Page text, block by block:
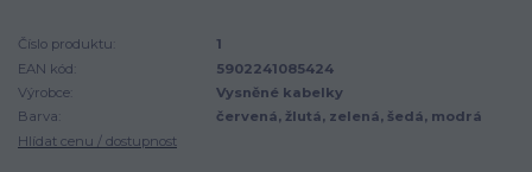
Číslo produktu:
1
EAN kód:
5902241085424
Výrobce:
Vysněné kabelky
Barva:
červená, žlutá, zelená, šedá, modrá
Hlídat cenu / dostupnost